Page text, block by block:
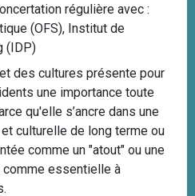
régulière avec :
(OFS), Institut de
(IDP)
des cultures présente pour
une importance toute
qu'elle s’ancre dans une
culturelle de long terme ou
comme un "atout" ou une
essentielle à